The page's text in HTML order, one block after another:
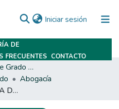
Iniciar sesión (current)
DE
FRECUENTES CONTACTO
Trabajos Finales De Grado Y Posgrado
Abogacía
INSTALACIÓN PLANTA DE TRATAMIENTO DE RESIDUOS SÓLIDOS URBANOS. AMPARO AMBIENTAL.